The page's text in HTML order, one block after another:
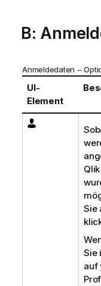
B:
Anmeldedaten −
UI-
Element
Sie
Sie
auf